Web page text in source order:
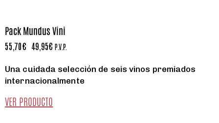
Pack Mundus Vini
55,70€ 49,95€ P.V.P.
Una cuidada selección de seis vinos premiados
internacionalmente
VER PRODUCTO